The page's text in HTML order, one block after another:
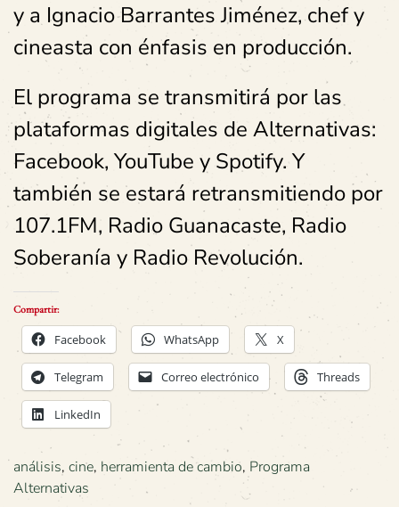
y a Ignacio Barrantes Jiménez, chef y
cineasta con énfasis en producción.
El programa se transmitirá por las
plataformas digitales de Alternativas:
Facebook, YouTube y Spotify. Y
también se estará retransmitiendo por
107.1FM, Radio Guanacaste, Radio
Soberanía y Radio Revolución.
Compartir:
Facebook WhatsApp X
Telegram Correo electrónico Threads
LinkedIn
análisis, cine, herramienta de cambio, Programa
Alternativas